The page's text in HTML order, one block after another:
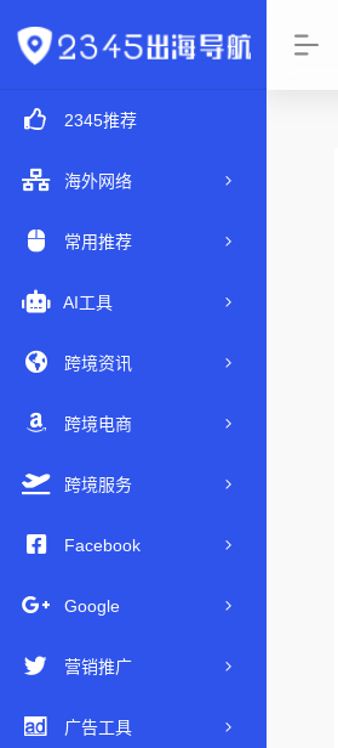
2345推荐
海外网络
常用推荐
AI工具
跨境资讯
跨境电商
跨境服务
Facebook
Google
营销推广
广告工具